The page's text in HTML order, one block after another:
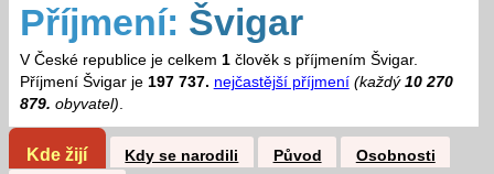
Příjmení: Švigar
V České republice je celkem 1člověk s příjmením Švigar.
Příjmení Švigar je 197 737. nejčastější příjmení (každý 10 270
879. obyvatel).
Kde žijí Kdy se narodili Původ
Osobnosti